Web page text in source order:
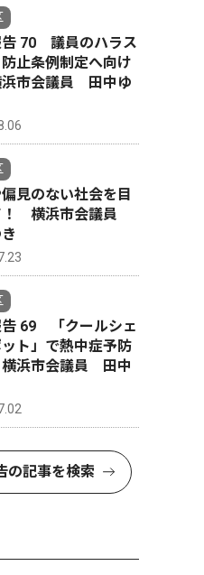
告 70 議員のハラス
止条例制定へ向け
市会議員 田中ゆ
見のない社会を目
！ 横浜市会議員
告 69 「クールシェ
ト」で熱中症予防
浜市会議員 田中
の記事を検索